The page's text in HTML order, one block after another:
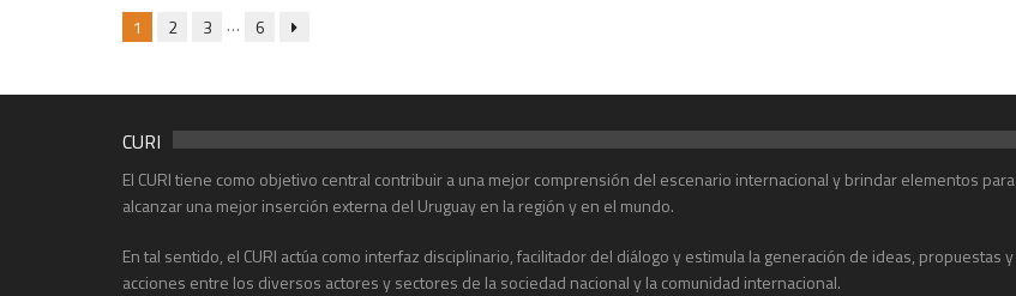
1 2 3 … 6
CURI
El CURI tiene como objetivo central contribuir a una mejor comprensión del escenario internacional y brindar elementos para
alcanzar una mejor inserción externa del Uruguay en la región y en el mundo.
En tal sentido, el CURI actúa como interfaz disciplinario, facilitador del diálogo y estimula la generación de ideas, propuestas y
acciones entre los diversos actores y sectores de la sociedad nacional y la comunidad internacional.